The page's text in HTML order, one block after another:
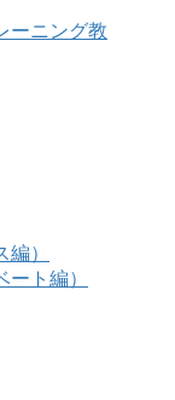
）
ト編）